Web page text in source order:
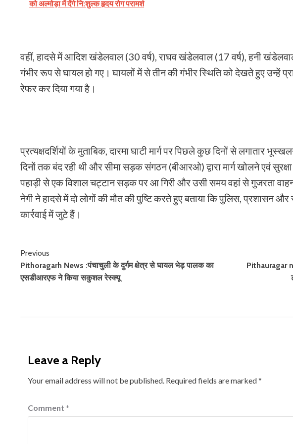
को अल्मोड़ा में देंगे नि:शुल्क हृदय रोग परामर्श
वहीं, हादसे में आदिश खंडेलवाल (30 वर्ष), राघव खंडेलवाल (17 वर्ष), हनी
गंभीर रूप से घायल हो गए। घायलों में से तीन की गंभीर स्थिति को देखते हुए उन्हें
रेफर कर दिया गया है।
प्रत्यक्षदर्शियों के मुताबिक, दारमा घाटी मार्ग पर पिछले कुछ दिनों से लगातार
दिनों तक बंद रही थी और सीमा सड़क संगठन (बीआरओ) द्वारा मार्ग खोलने एवं
पहाड़ी से एक विशाल चट्टान सड़क पर आ गिरी और उसी समय वहां से गुजरता
नेगी ने हादसे में दो लोगों की मौत की पुष्टि करते हुए बताया कि पुलिस, प्रशासन
कार्रवाई में जुटे हैं।
Continue
Reading
Previous
Pithoragarh News :पंचाचुली के दुर्गम क्षेत्र से घायल भेड़ पालक का
एसडीआरएफ ने किया सकुशल रेस्क्यू
Pithauragar
Leave a Reply
Your email address will not be published. Required fields are marked*
Comment *